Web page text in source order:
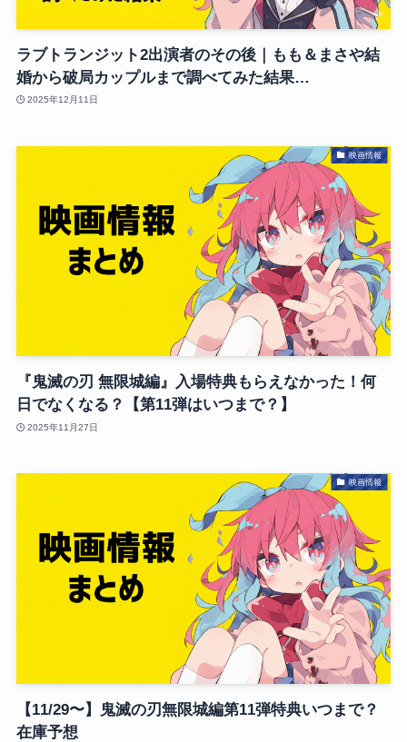
ラブトランジット2出演者のその後｜もも＆まさや結
婚から破局カップルまで調べてみた結果…
2025年12月11日
映画情報
『鬼滅の刃 無限城編』入場特典もらえなかった！何
日でなくなる？【第11弾はいつまで？】
2025年11月27日
映画情報
【11/29〜】鬼滅の刃無限城編第11弾特典いつまで？
在庫予想